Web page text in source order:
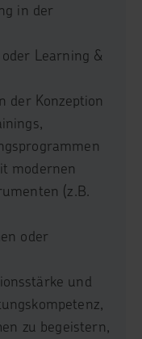
in der
Learning &
der Konzeption
modernen
(z.B.
oder
und
zu begeistern,